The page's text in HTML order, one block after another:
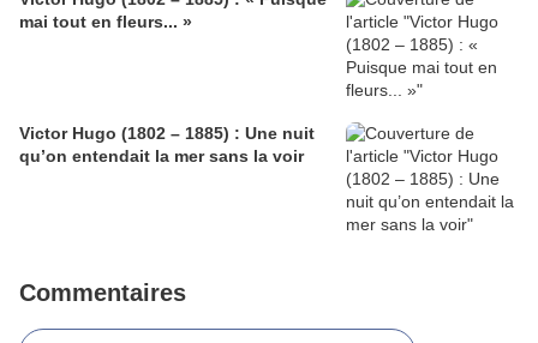
mai tout en fleurs... »
Victor Hugo (1802 – 1885) : Une nuit
qu’on entendait la mer sans la voir
Commentaires